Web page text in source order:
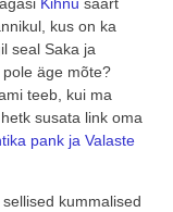
Kihnu saart
kus on ka
seal Saka ja
äge mõte?
teeb, kui ma
susata link oma
pank ja Valaste
kummalised